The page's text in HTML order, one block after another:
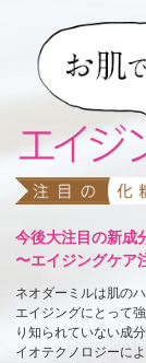
今後大注目の新成
〜エイジングケア
ネオダーミルは肌の
エイジングにとって
り知られていない成
イオテクノロジーに